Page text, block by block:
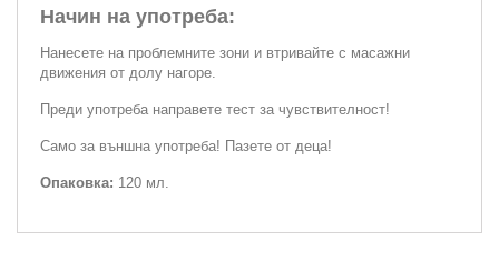
Начин на употреба:
Нанесете на проблемните зони и втривайте с масажни
движения от долу нагоре.
Преди употреба направете тест за чувствителност!
Само за външна употреба! Пазете от деца!
Опаковка: 120 мл.